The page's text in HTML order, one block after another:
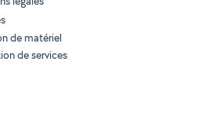
de matériel
de services